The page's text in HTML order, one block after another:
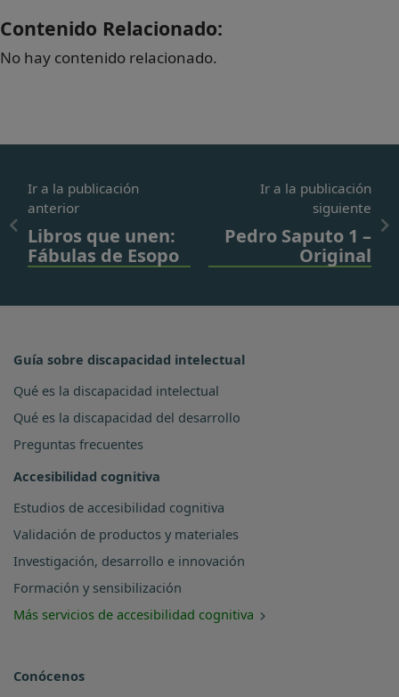
Contenido Relacionado:
No hay contenido relacionado.
Ir a la publicación
anterior
Libros que unen:
Fábulas de Esopo
Ir a la publicación
siguiente
Pedro Saputo 1 –
Original
Guía sobre discapacidad intelectual
Qué es la discapacidad intelectual
Qué es la discapacidad del desarrollo
Preguntas frecuentes
Accesibilidad cognitiva
Estudios de accesibilidad cognitiva
Validación de productos y materiales
Investigación, desarrollo e innovación
Formación y sensibilización
Más servicios de accesibilidad cognitiva
Conócenos